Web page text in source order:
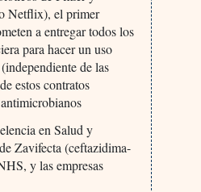
Netflix), el primer
a entregar todos los
para hacer un uso
de las
estos contratos
en Salud y
Zavifecta (ceftazidima-
y las empresas